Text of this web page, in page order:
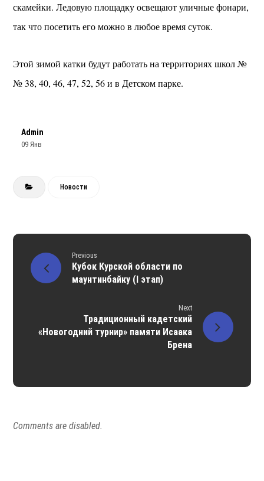
скамейки. Ледовую площадку освещают уличные фонари,
так что посетить его можно в любое время суток.
Этой зимой катки будут работать на территориях школ №
№ 38, 40, 46, 47, 52, 56 и в Детском парке.
Admin
09 Янв
Новости
Previous
Кубок Курской области по
маунтинбайку (I этап)
Next
Традиционный кадетский
«Новогодний турнир» памяти Исаака
Брена
Comments are disabled.